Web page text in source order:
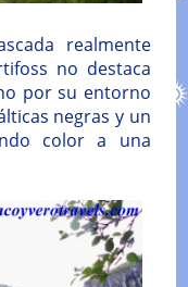
realmente
no destaca
por su entorno
negras y un
color a una